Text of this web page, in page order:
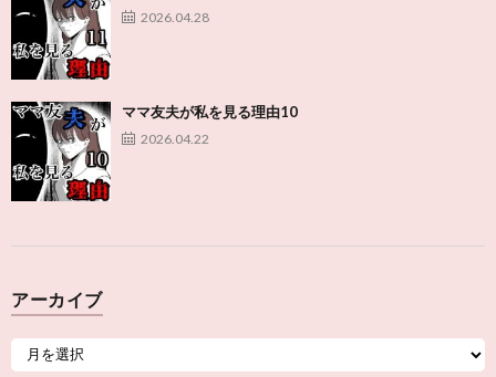
2026.04.28
ママ友夫が私を見る理由10
2026.04.22
アーカイブ